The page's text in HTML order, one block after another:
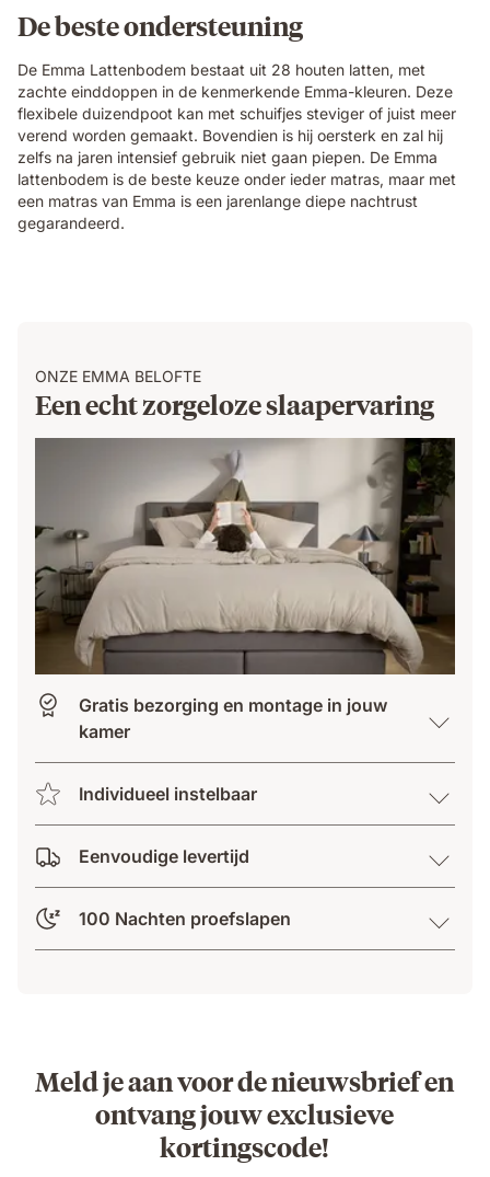
De beste ondersteuning
De Emma Lattenbodem bestaat uit 28 houten latten, met
zachte einddoppen in de kenmerkende Emma-kleuren. Deze
flexibele duizendpoot kan met schuifjes steviger of juist meer
verend worden gemaakt. Bovendien is hij oersterk en zal hij
zelfs na jaren intensief gebruik niet gaan piepen. De Emma
lattenbodem is de beste keuze onder ieder matras, maar met
een matras van Emma is een jarenlange diepe nachtrust
gegarandeerd.
ONZE EMMA BELOFTE
Een echt zorgeloze slaapervaring
Gratis bezorging en montage in jouw
kamer
Individueel instelbaar
Eenvoudige levertijd
100 Nachten proefslapen
Meld je aan voor de nieuwsbrief en
ontvang jouw exclusieve
kortingscode!